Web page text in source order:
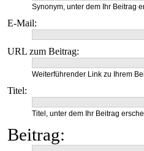
Synonym, unter dem Ihr Beitrag
E-Mail:
URL zum Beitrag:
Weiterführender Link zu Ihrem
Titel:
Titel, unter dem Ihr Beitrag
Beitrag: